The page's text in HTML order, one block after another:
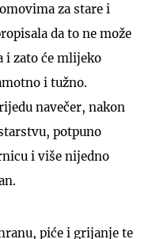
za stare i
da to ne može
i zato će mlijeko
i tužno.
navečer, nakon
potpuno
i više nijedno
piće i grijanje te